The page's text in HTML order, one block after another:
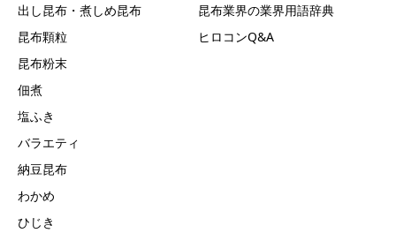
出し昆布・煮しめ昆布
昆布顆粒
昆布粉末
佃煮
塩ふき
バラエティ
納豆昆布
わかめ
ひじき
昆布業界の業界用語辞典
ヒロコンQ&A